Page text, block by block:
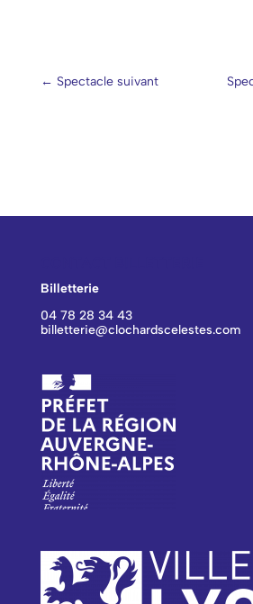
← Spectacle suivant
Billetterie
04 78 28 34 43
billetterie@clochardscelestes.com